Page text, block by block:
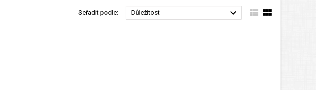
Seřadit podle: Důležitost   